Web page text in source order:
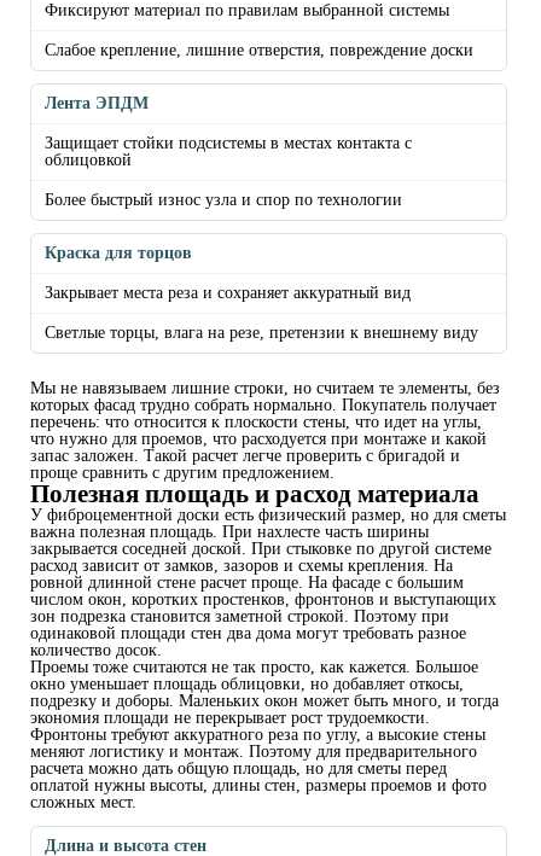
Фиксируют материал по правилам выбранной системы
Слабое крепление, лишние отверстия, повреждение доски
Лента ЭПДМ
Защищает стойки подсистемы в местах контакта с
облицовкой
Более быстрый износ узла и спор по технологии
Краска для торцов
Закрывает места реза и сохраняет аккуратный вид
Светлые торцы, влага на резе, претензии к внешнему виду
Мы не навязываем лишние строки, но считаем те элементы, без
которых фасад трудно собрать нормально. Покупатель получает
перечень: что относится к плоскости стены, что идет на углы,
что нужно для проемов, что расходуется при монтаже и какой
запас заложен. Такой расчет легче проверить с бригадой и
проще сравнить с другим предложением.
Полезная площадь и расход материала
У фиброцементной доски есть физический размер, но для сметы
важна полезная площадь. При нахлесте часть ширины
закрывается соседней доской. При стыковке по другой системе
расход зависит от замков, зазоров и схемы крепления. На
ровной длинной стене расчет проще. На фасаде с большим
числом окон, коротких простенков, фронтонов и выступающих
зон подрезка становится заметной строкой. Поэтому при
одинаковой площади стен два дома могут требовать разное
количество досок.
Проемы тоже считаются не так просто, как кажется. Большое
окно уменьшает площадь облицовки, но добавляет откосы,
подрезку и доборы. Маленьких окон может быть много, и тогда
экономия площади не перекрывает рост трудоемкости.
Фронтоны требуют аккуратного реза по углу, а высокие стены
меняют логистику и монтаж. Поэтому для предварительного
расчета можно дать общую площадь, но для сметы перед
оплатой нужны высоты, длины стен, размеры проемов и фото
сложных мест.
Длина и высота стен